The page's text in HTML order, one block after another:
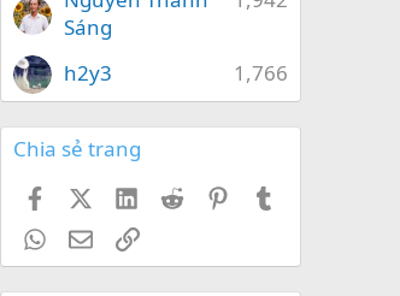
Sáng
1,766
h2y3
Chia sẻ trang
FacebookX (Twitter)
LinkedIn
Reddit Pinterest
WhatsApp
EmailLink